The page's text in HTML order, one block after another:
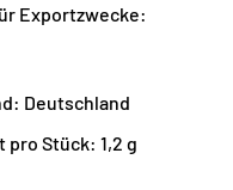
Exportzwecke:
Deutschland
Stück: 1,2 g